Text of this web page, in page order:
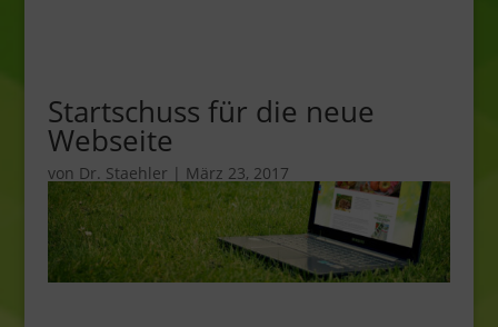
Startschuss für die neue
Webseite
von Dr. Staehler | März 23, 2017